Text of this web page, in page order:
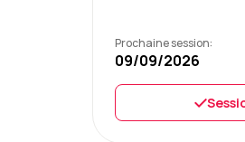
Prochaine session:
09/09/2026